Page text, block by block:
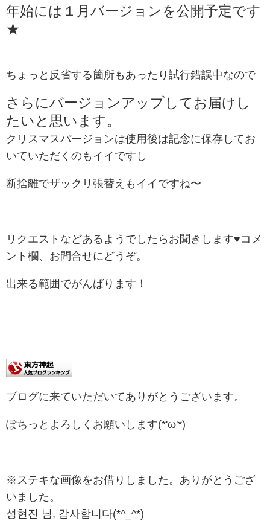
年始には１月バージョンを公開予定です
★
ちょっと反省する箇所もあったり試行錯誤中なので
さらにバージョンアップしてお届けし
たいと思います。
クリスマスバージョンは使用後は記念に保存してお
いていただくのもイイですし
断捨離でザックリ張替えもイイですね〜
リクエストなどあるようでしたらお聞きします♥コメ
ント欄、お問合せにどうぞ。
出来る範囲でがんばります！
ブログに来ていただいてありがとうございます。
ぽちっとよろしくお願いします(*'ω'*)
※ステキな画像をお借りしました。ありがとうござ
いました。
성현진 님, 감사합니다(*^_^*)